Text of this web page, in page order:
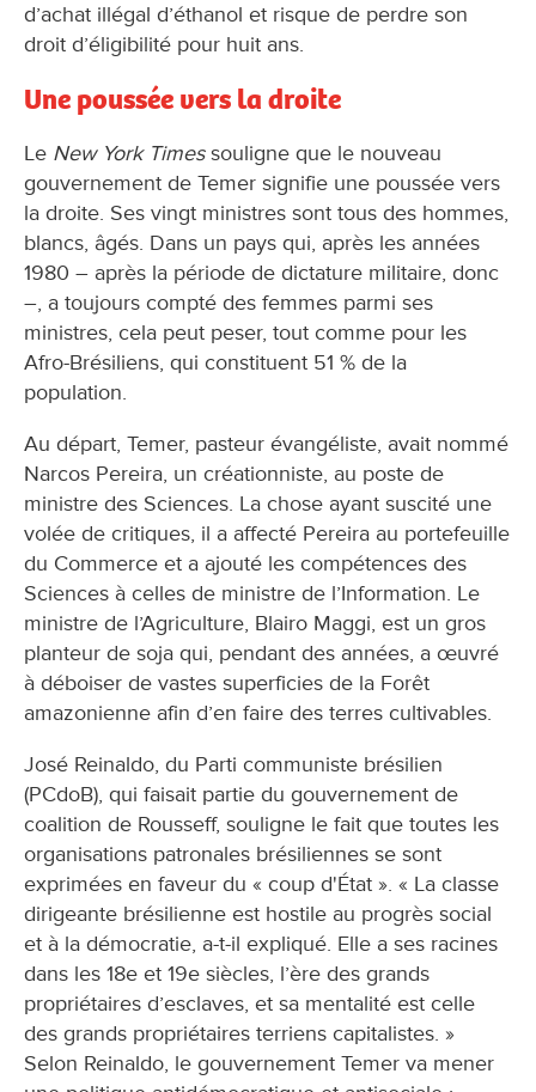
d’achat illégal d’éthanol et risque de perdre son
droit d’éligibilité pour huit ans.
Une poussée vers la droite
Le New York Timessouligne que le nouveau
gouvernement de Temer signifie une poussée vers
la droite. Ses vingt ministres sont tous des hommes,
blancs, âgés. Dans un pays qui, après les années
1980 – après la période de dictature militaire, donc
–, a toujours compté des femmes parmi ses
ministres, cela peut peser, tout comme pour les
Afro-Brésiliens, qui constituent 51 % de la
population.
Au départ, Temer, pasteur évangéliste, avait nommé
Narcos Pereira, un créationniste, au poste de
ministre des Sciences. La chose ayant suscité une
volée de critiques, il a affecté Pereira au portefeuille
du Commerce et a ajouté les compétences des
Sciences à celles de ministre de l’Information. Le
ministre de l’Agriculture, Blairo Maggi, est un gros
planteur de soja qui, pendant des années, a œuvré
à déboiser de vastes superficies de la Forêt
amazonienne afin d’en faire des terres cultivables.
José Reinaldo, du Parti communiste brésilien
(PCdoB), qui faisait partie du gouvernement de
coalition de Rousseff, souligne le fait que toutes les
organisations patronales brésiliennes se sont
exprimées en faveur du « coup d'État ». « La classe
dirigeante brésilienne est hostile au progrès social
et à la démocratie, a-t-il expliqué. Elle a ses racines
dans les 18e et 19e siècles, l’ère des grands
propriétaires d’esclaves, et sa mentalité est celle
des grands propriétaires terriens capitalistes. »
Selon Reinaldo, le gouvernement Temer va mener